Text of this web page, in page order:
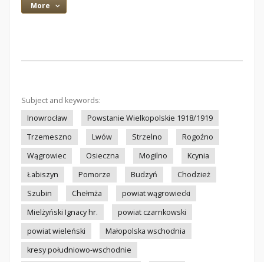
More
Subject and keywords:
Inowrocław
Powstanie Wielkopolskie 1918/1919
Trzemeszno
Lwów Strzelno
Rogoźno
Wągrowiec
Osieczna Mogilno
Kcynia
Łabiszyn
Pomorze Budzyń
Chodzież
Szubin
Chełmża
powiat wągrowiecki
Mielżyński Ignacy hr.
powiat czarnkowski
powiat wieleński
Małopolska wschodnia
kresy południowo-wschodnie